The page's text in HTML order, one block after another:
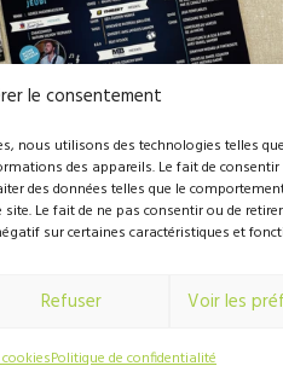
le consentement
nous utilisons des technologies telles
des appareils. Le fait de consentir
des données telles que le
Le fait de ne pas consentir ou de
sur certaines caractéristiques et
Refuser Voir les
Politique de confidentialité
VIEW PRODUCT